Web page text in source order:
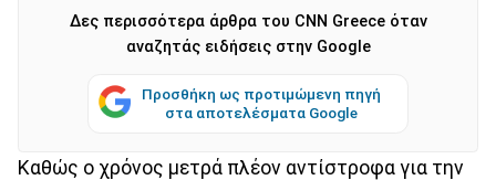
Δες περισσότερα άρθρα του CNN Greece όταν
αναζητάς ειδήσεις στην Google
Προσθήκη ως προτιμώμενη πηγή
στα αποτελέσματα Google
Καθώς ο χρόνος μετρά πλέον αντίστροφα για την